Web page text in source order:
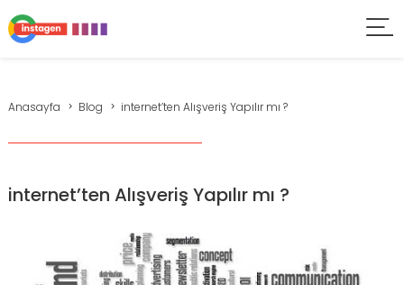
Anasayfa Blog internet’ten Alışveriş Yapılır mı ?
internet’ten Alışveriş Yapılır mı ?